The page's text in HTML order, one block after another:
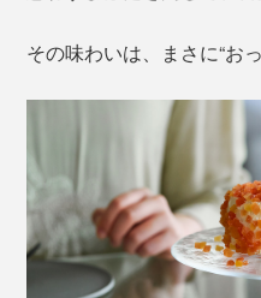
その味わいは、まさに“おっ